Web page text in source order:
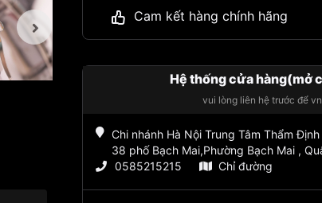
Cam kết hàng chính hãng
Hệ thống cửa hàng(mở
vui lòng liên hệ trước để
Chi nhánh Hà Nội Trung Tâm Thẩm
38 phố Bạch Mai,Phường Bạch Mai ,
0585215215
Chỉ đường